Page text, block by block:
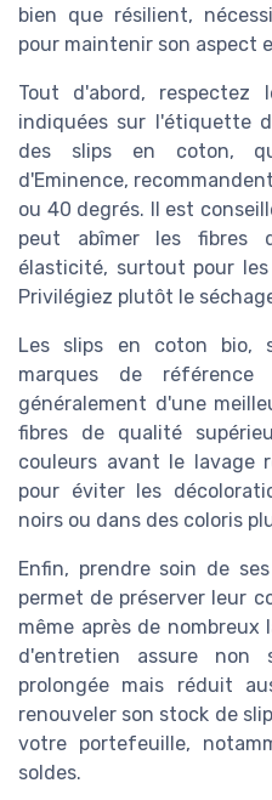
bien que résilient,
pour maintenir son aspect
Tout d'abord, respectez
indiquées sur l'étiquette
des slips en coton,
d'Eminence,
ou 40 degrés. Il est
peut abîmer les fibres
élasticité, surtout pour
Privilégiez plutôt le
Les slips en coton bio,
marques de référence
généralement d'une
fibres de qualité
couleurs avant le lavage
pour éviter les
noirs ou dans des coloris
Enfin, prendre soin de
permet de préserver leur
même après de nombreux
d'entretien assure non
prolongée mais réduit
renouveler son stock de
votre portefeuille,
soldes.